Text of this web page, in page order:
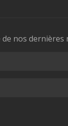
de nos dernières